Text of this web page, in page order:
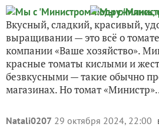
Вкусный, сладкий, красивый,
выращивании — это всё о
компании «Ваше хозяйство».
красные томаты кислыми и
безвкусными — такие обычно
магазинах. Но томат
Natali0207 29 октября 2024, 22:00